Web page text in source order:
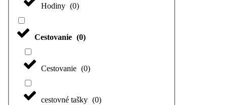
Hodiny (0)
Cestovanie (0)
Cestovanie (0)
cestovné tašky (0)